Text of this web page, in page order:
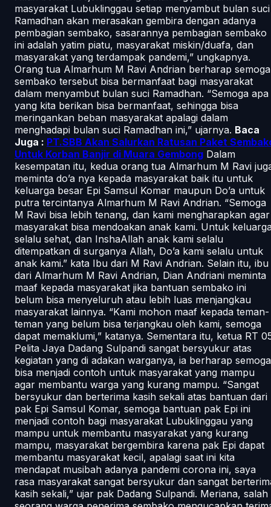
masyarakat Lubuklinggau setiap menyambut bulan suci
Ramadhan akan merasakan gembira dengan adanya
pembagian sembako, sasarannya pembagian sembako
ini adalah yatim piatu, masyarakat miskin/duafa, dan
masyarakat yang terdampak pandemi,” ungkapnya.
Orang tua Almarhum M Ravi Andrian berharap semoga
sembako tersebut bisa bermanfaat bagi masyarakat
dalam menyambut bulan suci Ramadhan. “Semoga apa
yang kita berikan bisa bermanfaat, sehingga bisa
meringankan beban masyarakat apalagi dalam
menghadapi bulan suci Ramadhan ini,” ujarnya. Baca
Juga : PT.SBB Akan Salurkan Ratusan Paket
Untuk Korban Banjir di Muara Gembong Dalam
kesempatan itu, kedua orang tua Almarhum M Ravi
meminta do’a nya kepada masyarakat baik itu untuk
keluarga besar Epi Samsul Komar maupun Do’a untuk
putra tercintanya Almarhum M Ravi Andrian. “Semoga
M Ravi bisa lebih tenang, dan kami mengharapkan agar
masyarakat bisa mendoakan anak kami. Untuk
selalu sehat, dan InshaAllah anak kami selalu
ditempatkan di surganya Allah, Do’a kami selalu untuk
anak kami.” kata Ibu dari M Ravi Andrian. Selain itu, ibu
dari Almarhum M Ravi Andrian, Dian Andriani meminta
maaf kepada masyarakat jika bantuan sembako ini
belum bisa menyeluruh atau lebih luas menjangkau
masyarakat lainnya. “Kami mohon maaf kepada teman-
teman yang belum bisa terjangkau oleh kami, semoga
dapat memaklumi,” katanya. Sementara itu, ketua RT
Pelita Jaya Dadang Sulpandi sangat bersyukur atas
kegiatan yang di adakan warganya, ia berharap semoga
bisa menjadi contoh untuk masyarakat yang mampu
agar membantu warga yang kurang mampu. “Sangat
bersyukur dan berterima kasih sekali atas bantuan dari
pak Epi Samsul Komar, semoga bantuan pak Epi ini
menjadi contoh bagi masyarakat Lubuklinggau yang
mampu untuk membantu masyarakat yang kurang
mampu, masyarakat bergembira karena pak Epi dapat
membantu masyarakat kecil, apalagi saat ini kita
mendapat musibah adanya pandemi corona ini, saya
rasa masyarakat sangat bersyukur dan sangat
kasih sekali,” ujar pak Dadang Sulpandi. Meriana, salah